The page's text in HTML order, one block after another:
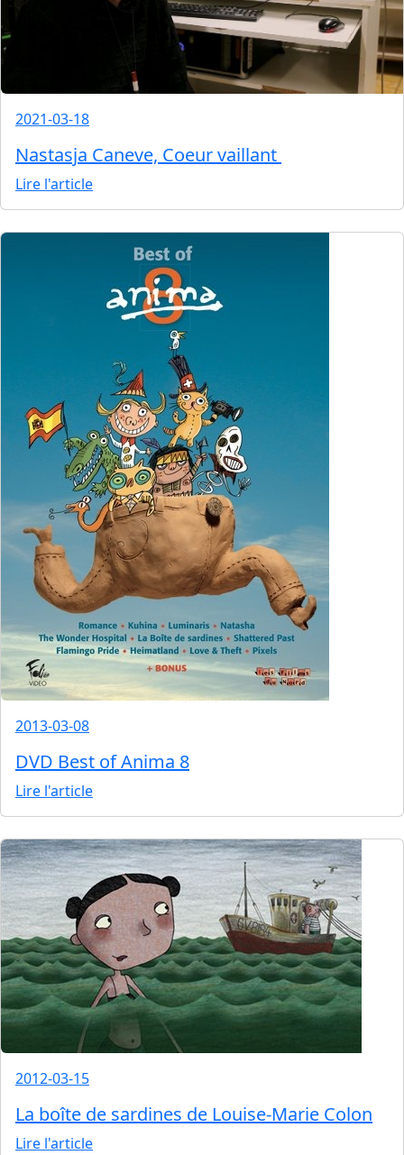
2021-03-18
Nastasja Caneve, Coeur vaillant
Lire l'article
2013-03-08
DVD Best of Anima 8
Lire l'article
2012-03-15
La boîte de sardines de Louise-Marie Colon
Lire l'article